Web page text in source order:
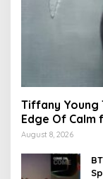
Tiffany Young
Edge Of Calm
August 8, 2026